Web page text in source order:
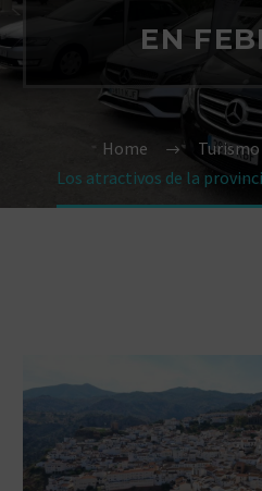
EN
Home
Los atractivos de la